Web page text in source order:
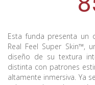
Esta funda presenta un
Real Feel Super Skin™,
diseño de su textura
distinta con patrones
altamente inmersiva. Ya